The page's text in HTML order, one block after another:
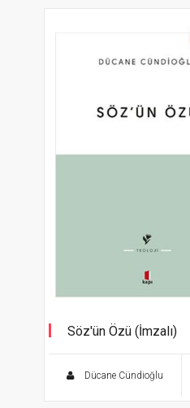
Söz'ün Özü (İmzalı)
Dücane Cündioğlu